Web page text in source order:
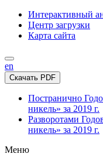
Интерактивный
Центр загрузки
Карта сайта
en
Скачать PDF
Постранично
никель» за 2019 г.
Разворотами
никель» за 2019 г.
Меню